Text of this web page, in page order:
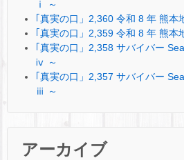
ⅰ ～
｢真実の口」2,360 令和 8 年 熊本
｢真実の口」2,359 令和 8 年 熊本
｢真実の口」2,358 サバイバー
ⅳ ～
｢真実の口」2,357 サバイバー
ⅲ ～
アーカイブ